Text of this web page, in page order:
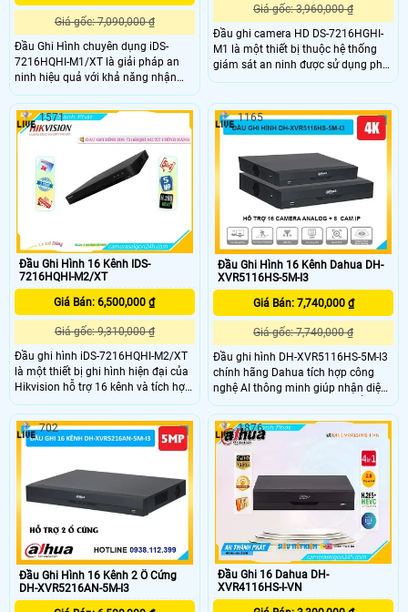
Giá gốc: 7,090,000 ₫
Đầu Ghi Hình chuyên dụng iDS-
7216HQHI-M1/XT là giải pháp an
ninh hiệu quả với khả năng nhận
diện khuôn mặt HD và điện năng
tiêu thụ ít. Sản phẩm sử dụng chip
Turbo ACUSENSE tiên tiến, đảm bảo
chất lượng hình ảnh camera sắc nét
cả ban đêm. Với khả năng trang bị
công nghệ AHD, CVI, TVI, BCS độ
bền cao hình ảnh chất lượng cao và
tiết kiệm chi phí
Giá gốc: 3,960,000 ₫
Đầu ghi camera HD DS-7216HGHI-
M1 là một thiết bị thuộc hệ thống
giám sát an ninh được sử dụng phổ
biến trong các hệ thống camera
phòng, cửa hàng, hay các khu vực
khác. DS-7216HGHI-M1 hỗ trợ ghi
hình và xem lại các camera HD với
độ phân giải lên tới 720p
Đầu Ghi Hình 16 Kênh IDS-
7216HQHI-M2/XT
Giá Bán: 6,500,000 ₫
Giá gốc: 9,310,000 ₫
Đầu ghi hình iDS-7216HQHI-M2/XT
là một thiết bị ghi hình hiện đại của
Hikvision hỗ trợ 16 kênh và tích hợp
nhiều tính năng thông minh. Thiết bị
này nổi bật với khả năng nhận diện
khuôn mặt và phân tích hình ảnh
tiên tiến, giúp nâng cao hiệu quả
M2/XT hỗ trợ nhiều chuẩn nén video
như H.265 Pro+ và H
1571
Đầu Ghi Hình 16 Kênh Dahua DH-
XVR5116HS-5M-I3
Giá Bán: 7,740,000 ₫
Giá gốc: 7,740,000 ₫
Đầu ghi hình DH-XVR5116HS-5M-I3
chính hãng Dahua tích hợp công
nghệ AI thông minh giúp nhận diện
khuôn mặt và phát hiện chuyển
động chính xác. Hỗ trợ 16 kênh độ
phân giải camera lên đến 6MP
mang lại hình ảnh sắc nét và chi
tiết, được thiết kế vỏ kim loại cứng
cáp nhỏ gọn, dễ dàng lắp đặt phù
hợp cho các hệ thống giám sát an
ninh chuyên nghiệp.
1165
Đầu Ghi Hình 16 Kênh 2 Ổ Cứng
DH-XVR5216AN-5M-I3
702
Đầu Ghi 16 Dahua DH-
XVR4116HS-I-VN
1876